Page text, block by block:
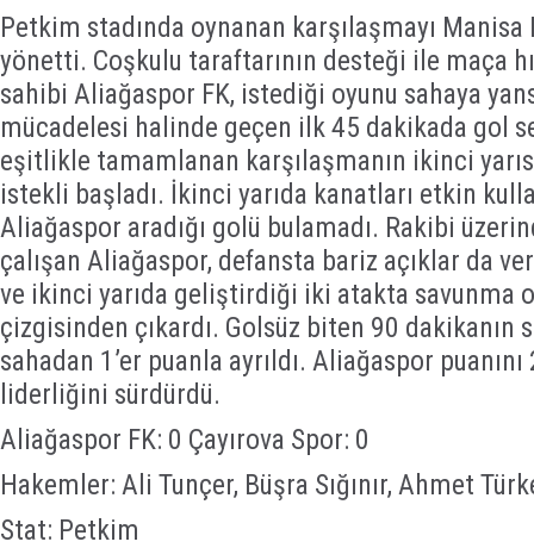
Petkim stadında oynanan karşılaşmayı
yönetti. Coşkulu taraftarının desteği ile maça
sahibi Aliağaspor FK, istediği oyunu sahaya
mücadelesi halinde geçen ilk 45 dakikada gol
eşitlikle tamamlanan karşılaşmanın ikinci
istekli başladı. İkinci yarıda kanatları etkin
Aliağaspor aradığı golü bulamadı. Rakibi
çalışan Aliağaspor, defansta bariz açıklar da
ve ikinci yarıda geliştirdiği iki atakta savunma
çizgisinden çıkardı. Golsüz biten 90
sahadan 1’er puanla ayrıldı. Aliağaspor
liderliğini sürdürdü.
Aliağaspor FK: 0 Çayırova Spor: 0
Hakemler: Ali Tunçer, Büşra Sığınır, Ahmet
Stat: Petkim